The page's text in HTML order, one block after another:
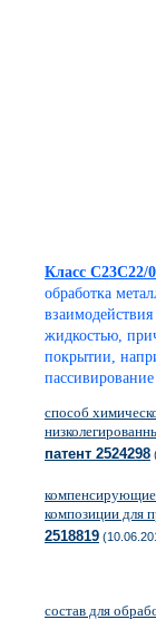
Класс C23C22/
обработка
жидкостью,
покрытии,
способ
патент 2524298
компенсирующие
композиции для
2518819
состав для